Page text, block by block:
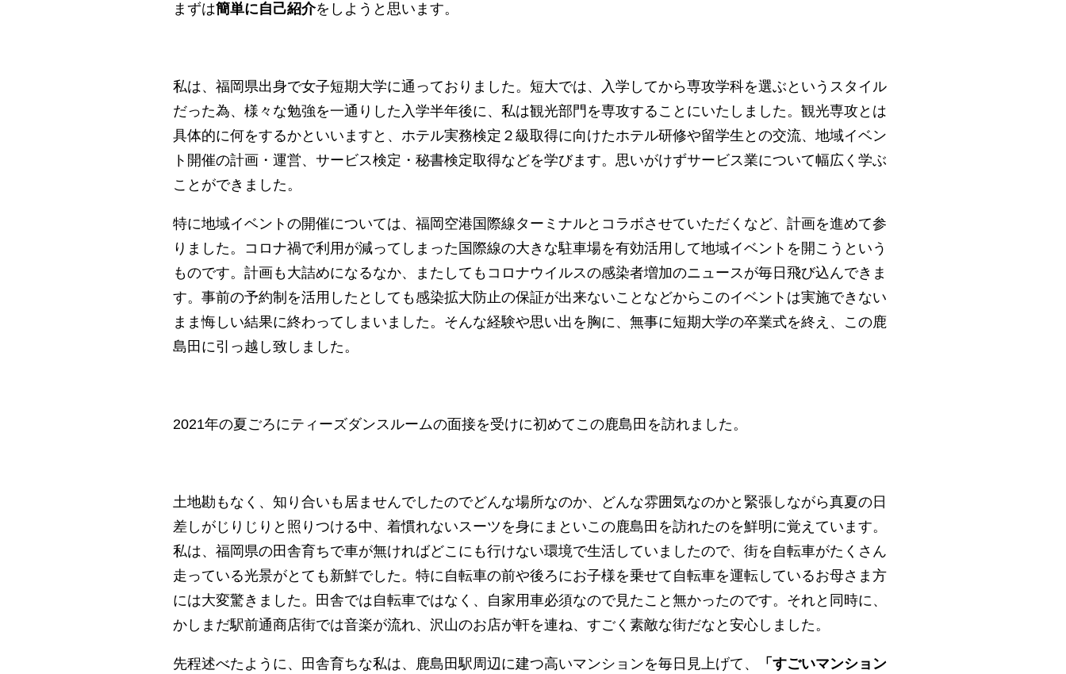
まずは簡単に自己紹介をしようと思います。
私は、福岡県出身で女子短期大学に通っておりました。短大では、入学してから専攻学科を選ぶというスタイル
だった為、様々な勉強を一通りした入学半年後に、私は観光部門を専攻することにいたしました。観光専攻とは
具体的に何をするかといいますと、ホテル実務検定２級取得に向けたホテル研修や留学生との交流、地域イベン
ト開催の計画・運営、サービス検定・秘書検定取得などを学びます。思いがけずサービス業について幅広く学ぶ
ことができました。
特に地域イベントの開催については、福岡空港国際線ターミナルとコラボさせていただくなど、計画を進めて参
りました。コロナ禍で利用が減ってしまった国際線の大きな駐車場を有効活用して地域イベントを開こうという
ものです。計画も大詰めになるなか、またしてもコロナウイルスの感染者増加のニュースが毎日飛び込んできま
す。事前の予約制を活用したとしても感染拡大防止の保証が出来ないことなどからこのイベントは実施できない
まま悔しい結果に終わってしまいました。そんな経験や思い出を胸に、無事に短期大学の卒業式を終え、この鹿
島田に引っ越し致しました。
2021年の夏ごろにティーズダンスルームの面接を受けに初めてこの鹿島田を訪れました。
土地勘もなく、知り合いも居ませんでしたのでどんな場所なのか、どんな雰囲気なのかと緊張しながら真夏の日
差しがじりじりと照りつける中、着慣れないスーツを身にまといこの鹿島田を訪れたのを鮮明に覚えています。
私は、福岡県の田舎育ちで車が無ければどこにも行けない環境で生活していましたので、街を自転車がたくさん
走っている光景がとても新鮮でした。特に自転車の前や後ろにお子様を乗せて自転車を運転しているお母さま方
には大変驚きました。田舎では自転車ではなく、自家用車必須なので見たこと無かったのです。それと同時に、
かしまだ駅前通商店街では音楽が流れ、沢山のお店が軒を連ね、すごく素敵な街だなと安心しました。
先程述べたように、田舎育ちな私は、鹿島田駅周辺に建つ高いマンションを毎日見上げて、
「すごいマンション